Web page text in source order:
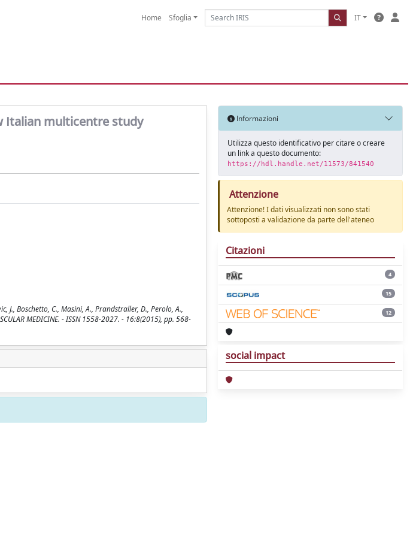
Home Sfoglia IT
Italian multicentre study
Boschetto, C., Masini, A., Prandstraller, D., Perolo, A.,
MEDICINE. - ISSN 1558-2027. - 16:8(2015), pp. 568-
Informazioni
Utilizza questo identificativo per citare o creare
un link a questo documento:
https://hdl.handle.net/11573/841540
Attenzione
Attenzione! I dati visualizzati non sono stati
sottoposti a validazione da parte dell'ateneo
Citazioni
4
15
12
social impact